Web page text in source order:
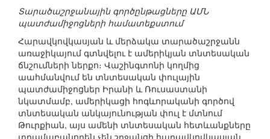
Տարածաշրջանային գործընթացները ԱՄՆ
պատժամիջոցների համատեքստում
Հարավկովկասյան և մերձակա տարածաշրջանն
առաջիկայում գտնվելու է ամերիկյան տնտեսական
ճնշումների ներքո։ Վաշինգտոնի կողմից
աահմանվում են տնտեսական փուլային
պատժամիջոցներ Իրանի և Ռուսաստանի
նկատմամբ, ամերիկացի հոգևորականի գործով
տնտեսական անկայունության փուլ է մտնում
Թուրքիան, այս ամենի տնտեսական հետևանքները